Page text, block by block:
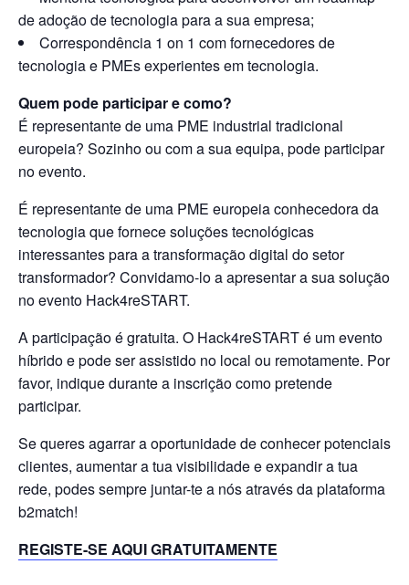
de adoção de tecnologia para a sua empresa;
Correspondência 1 on 1 com fornecedores de
tecnologia e PMEs experientes em tecnologia.
Quem pode participar e como?
É representante de uma PME industrial tradicional
europeia? Sozinho ou com a sua equipa, pode participar
no evento.
É representante de uma PME europeia conhecedora da
tecnologia que fornece soluções tecnológicas
interessantes para a transformação digital do setor
transformador? Convidamo-lo a apresentar a sua solução
no evento Hack4reSTART.
A participação é gratuita. O Hack4reSTART é um evento
híbrido e pode ser assistido no local ou remotamente. Por
favor, indique durante a inscrição como pretende
participar.
Se queres agarrar a oportunidade de conhecer potenciais
clientes, aumentar a tua visibilidade e expandir a tua
rede, podes sempre juntar-te a nós através da plataforma
b2match!
REGISTE-SE AQUI GRATUITAMENTE